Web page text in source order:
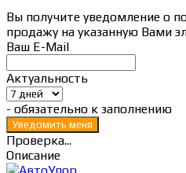
Вы получите уведомление о
продажу на указанную Вами
Ваш E-Mail
Актуальность
- обязательно к заполнению
Проверка...
Описание